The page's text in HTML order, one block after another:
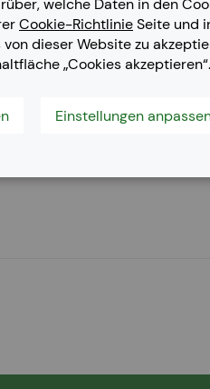
Cookie-RichtlinieSeite und
von dieser Website zu
„Cookies
Einstellungen